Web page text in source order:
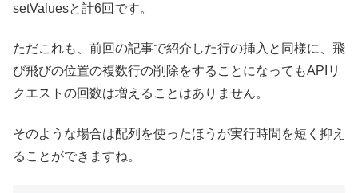
setValuesと計6回です。
ただこれも、前回の記事で紹介した行の挿入と同様に、飛
び飛びの位置の複数行の削除をすることになってもAPIリ
クエストの回数は増えることはありません。
そのような場合は配列を使ったほうが実行時間を短く抑え
ることができますね。